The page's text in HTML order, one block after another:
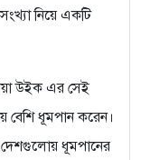
নিয়ে একটি
উইক এর সেই
বেশি ধূমপান করেন।
দেশগুলোয় ধূমপানের